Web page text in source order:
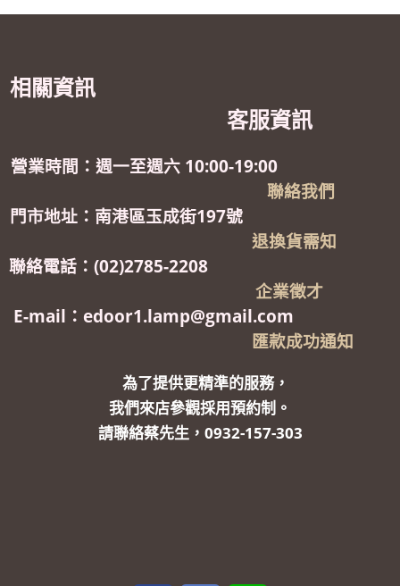
相關資訊
客服資訊
營業時間：週一至週六 10:00-19:00
聯絡我們
門市地址：南港區玉成街197號
退換貨需知
聯絡電話：(02)2785-2208
企業徵才
E-mail：edoor1.lamp@gmail.com
匯款成功通知
為了提供更精準的服務，
我們來店參觀採用預約制。
請聯絡蔡先生，0932-157-303